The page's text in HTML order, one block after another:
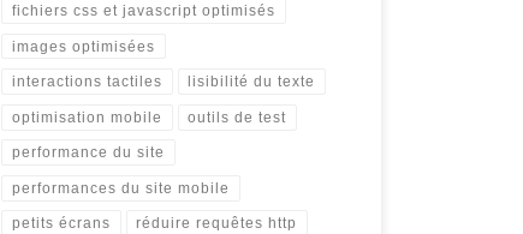
fichiers css et javascript optimisés
images optimisées
interactions tactiles lisibilité du texte
optimisation mobile outils de test
performance du site
performances du site mobile
petits écrans réduire requêtes http